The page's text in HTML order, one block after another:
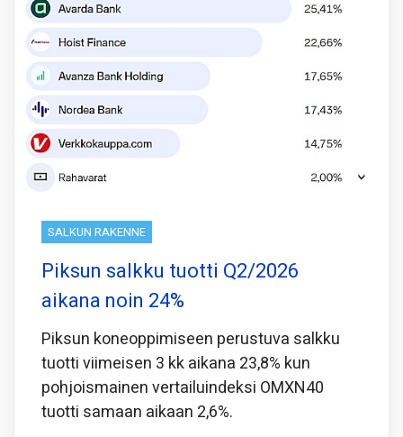
SALKUN RAKENNE
Piksun salkku tuotti Q2/2026
aikana noin 24%
Piksun koneoppimiseen perustuva salkku
tuotti viimeisen 3 kk aikana 23,8% kun
pohjoismainen vertailuindeksi OMXN40
tuotti samaan aikaan 2,6%.